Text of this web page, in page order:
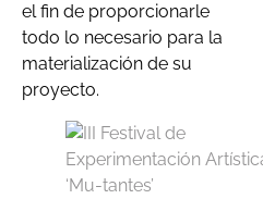
el fin de proporcionarle
todo lo necesario para la
materialización de su
proyecto.